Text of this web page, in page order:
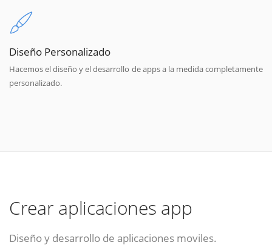
Diseño Personalizado
Hacemos el diseño y el desarrollo de apps a la medida completamente
personalizado.
Crear aplicaciones app
Diseño y desarrollo de aplicaciones moviles.